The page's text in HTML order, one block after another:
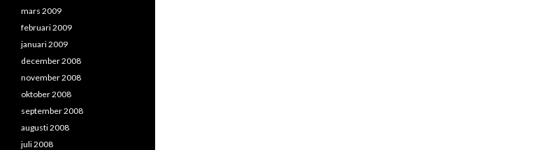
mars 2009
februari 2009
januari 2009
december 2008
november 2008
oktober 2008
september 2008
augusti 2008
juli 2008